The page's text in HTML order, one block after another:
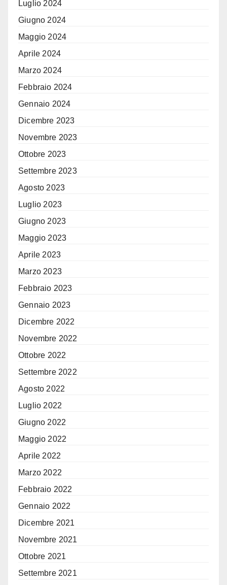
Luglio 2024
Giugno 2024
Maggio 2024
Aprile 2024
Marzo 2024
Febbraio 2024
Gennaio 2024
Dicembre 2023
Novembre 2023
Ottobre 2023
Settembre 2023
Agosto 2023
Luglio 2023
Giugno 2023
Maggio 2023
Aprile 2023
Marzo 2023
Febbraio 2023
Gennaio 2023
Dicembre 2022
Novembre 2022
Ottobre 2022
Settembre 2022
Agosto 2022
Luglio 2022
Giugno 2022
Maggio 2022
Aprile 2022
Marzo 2022
Febbraio 2022
Gennaio 2022
Dicembre 2021
Novembre 2021
Ottobre 2021
Settembre 2021